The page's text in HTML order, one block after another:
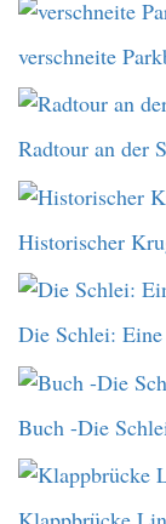
verschneite
Radtour an der
Historischer
Die Schlei:
Buch -Die